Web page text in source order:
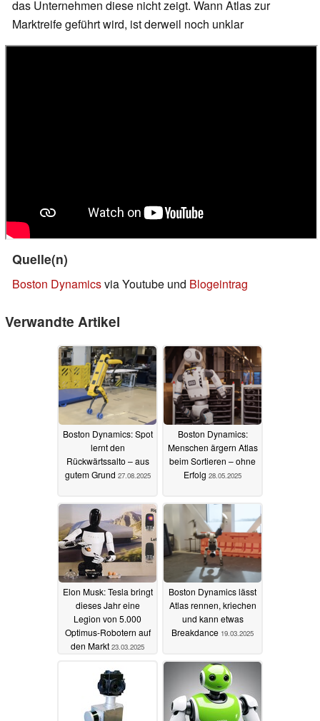
das Unternehmen diese nicht zeigt. Wann Atlas zur
Marktreife geführt wird, ist derweil noch unklar
Quelle(n)
Boston Dynamicsvia Youtube und Blogeintrag
Verwandte Artikel
Boston Dynamics: Spot
lernt den
Rückwärtssalto – aus
gutem Grund 27.08.2025
Boston Dynamics:
Menschen ärgern Atlas
beim Sortieren – ohne
Erfolg 28.05.2025
Elon Musk: Tesla bringt
dieses Jahr eine
Legion von 5.000
Optimus-Robotern auf
den Markt 23.03.2025
Boston Dynamics lässt
Atlas rennen, kriechen
und kann etwas
Breakdance 19.03.2025